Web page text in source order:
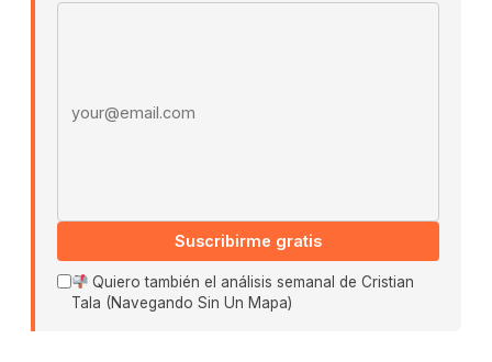
Políticas De Privacidad · Términos De Uso
Suscribirme gratis
Quiero también el análisis semanal de Cristian
Tala (Navegando Sin Un Mapa)